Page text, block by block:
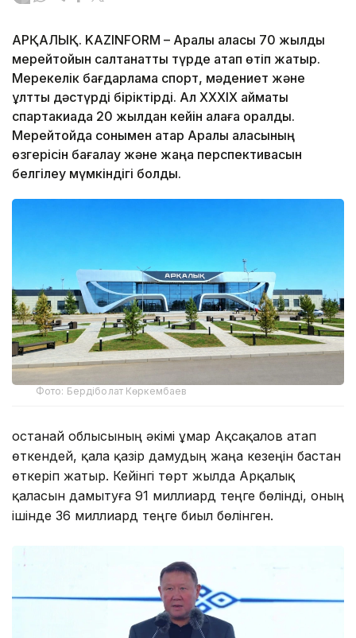
АРҚАЛЫҚ. KAZINFORM – Арқалық қаласы 70 жылдық
мерейтойын салтанатты түрде атап өтіп жатыр.
Мерекелік бағдарлама спорт, мәдениет және
ұлттық дәстүрді біріктірді. Ал XXXIX аймақтық
спартакиада 20 жылдан кейін қалаға оралды.
Мерейтойда сонымен қатар Арқалық қаласының
өзгерісін бағалау және жаңа перспективасын
белгілеу мүмкіндігі болды.
Фото: Бердіболат Көркембаев
Қостанай облысының әкімі Құмар Ақсақалов атап
өткендей, қала қазір дамудың жаңа кезеңін бастан
өткеріп жатыр. Кейінгі төрт жылда Арқалық
қаласын дамытуға 91 миллиард теңге бөлінді, оның
ішінде 36 миллиард теңге биыл бөлінген.